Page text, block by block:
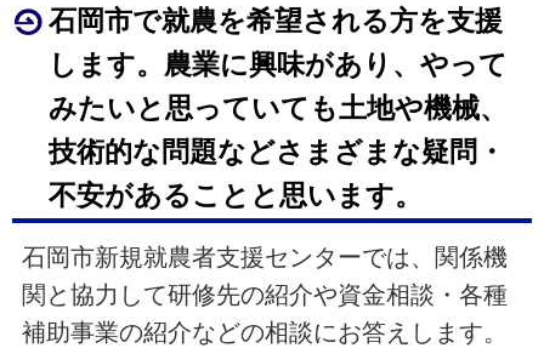
石岡市で就農を希望される方を支援
します。農業に興味があり、やって
みたいと思っていても土地や機械、
技術的な問題などさまざまな疑問・
不安があることと思います。
石岡市新規就農者支援センターでは、関係機
関と協力して研修先の紹介や資金相談・各種
補助事業の紹介などの相談にお答えします。